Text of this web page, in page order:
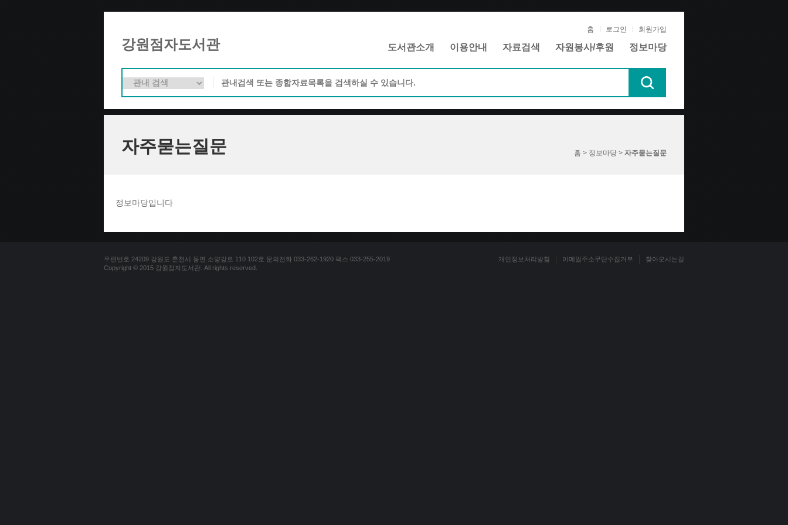
강원점자도서관
홈 로그인 회원가입
도서관소개 이용안내 자료검색 자원봉사/후원 정보마당
자주묻는질문 홈 > 정보마당 > 자주묻는질문
정보마당입니다
우편번호 24209 강원도 춘천시 동면 소양강로 110 102호 문의전화 033-262-1920 팩스 033-255-2019
Copyright © 2015 강원점자도서관. All rights reserved.
개인정보처리방침 이메일주소무단수집거부 찾아오시는길